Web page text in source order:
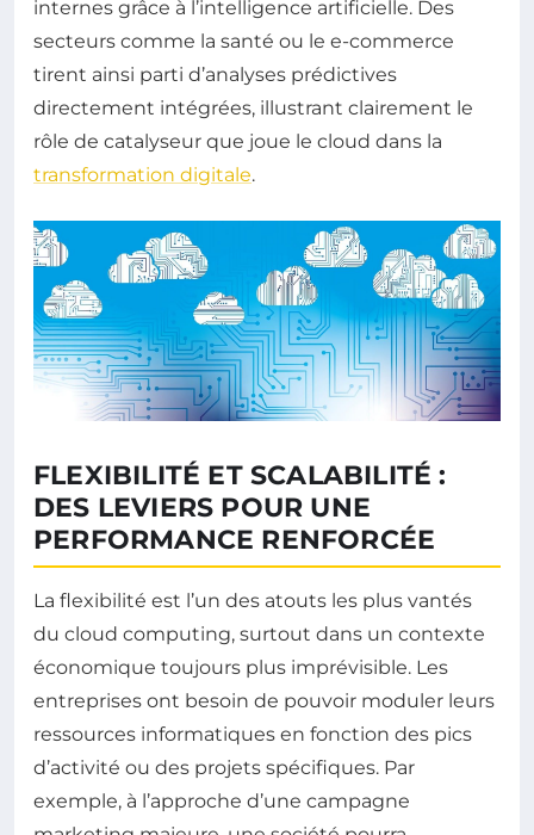
internes grâce à l’intelligence artificielle. Des
secteurs comme la santé ou le e-commerce
tirent ainsi parti d’analyses prédictives
directement intégrées, illustrant clairement le
rôle de catalyseur que joue le cloud dans la
transformation digitale.
FLEXIBILITÉ ET SCALABILITÉ :
DES LEVIERS POUR UNE
PERFORMANCE RENFORCÉE
La flexibilité est l’un des atouts les plus vantés
du cloud computing, surtout dans un contexte
économique toujours plus imprévisible. Les
entreprises ont besoin de pouvoir moduler leurs
ressources informatiques en fonction des pics
d’activité ou des projets spécifiques. Par
exemple, à l’approche d’une campagne